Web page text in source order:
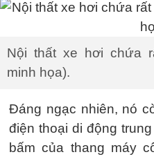
Nội thất xe hơi chứa
minh họa).
Đáng ngạc nhiên, nó
điện thoại di động
bấm của thang máy